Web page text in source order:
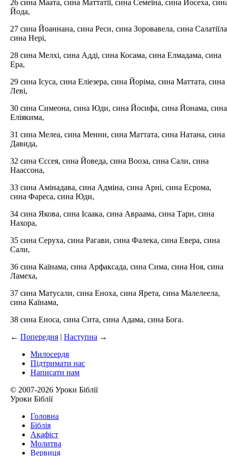
26 сина Маата, сина Маттатії, сина Семеїна, сина Йосеха,
Йода,
27 сина Йоаннана, сина Реси, сина Зоровавела, сина
сина Нері,
28 сина Мелхі, сина Адді, сина Косама, сина Елмадама, сина
Ера,
29 сина Ісуса, сина Еліезера, сина Йоріма, сина Маттата, сина
Леві,
30 сина Симеона, сина Юди, сина Йосифа, сина Йонама, сина
Еліякима,
31 сина Мелеа, сина Менни, сина Маттата, сина Натана, сина
Давида,
32 сина Єссея, сина Йоведа, сина Вооза, сина Сали, сина
Наассона,
33 сина Амінадава, сина Адміна, сина Арні, сина Есрома,
сина Фареса, сина Юди,
34 сина Якова, сина Ісаака, сина Авраама, сина Тари, сина
Нахора,
35 сина Серуха, сина Рагави, сина Фалека, сина Евера, сина
Сали,
36 сина Каїнама, сина Арфаксада, сина Сима, сина Ноя, сина
Ламеха,
37 сина Матусали, сина Еноха, сина Ярета, сина Малелеела,
сина Каїнама,
38 сина Еноса, сина Сита, сина Адама, сина Бога.
← Попередня | Наступна →
Милосердя
Підтримати нас
Написати нам
© 2007-2026 Уроки Біблії
Уроки Біблії
Головна
Біблія
Акафіст
Молитва
Вервиця